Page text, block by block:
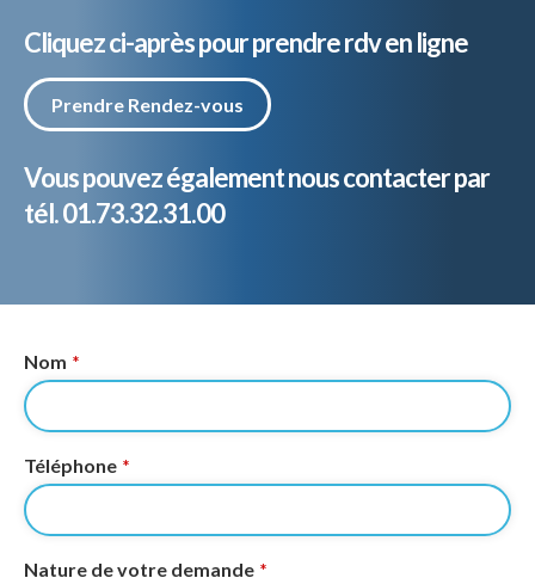
Cliquez ci-après pour prendre rdv en ligne
Prendre Rendez-vous
Vous pouvez également nous contacter par
tél. 01.73.32.31.00
Nom *
Téléphone *
Nature de votre demande *